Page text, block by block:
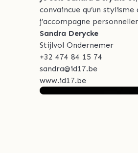
convaincue qu’un
j’accompagne
Sandra Derycke
Stijlvol Ondernemer
+32 474 84 15 74
sandra@id17.be
www.id17.be